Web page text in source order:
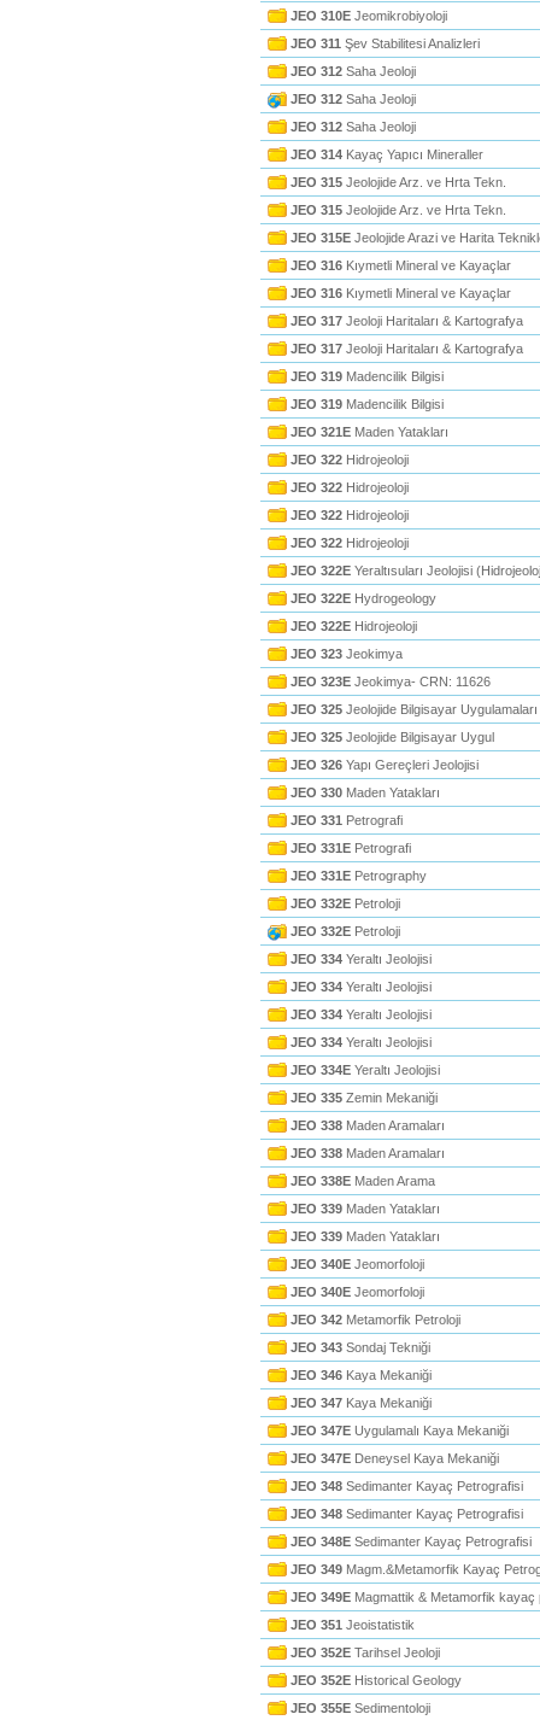
JEO 310E Jeomikrobiyoloji
JEO 311 Şev Stabilitesi Analizleri
JEO 312 Saha Jeoloji
JEO 312 Saha Jeoloji
JEO 312 Saha Jeoloji
JEO 314 Kayaç Yapıcı Mineraller
JEO 315 Jeolojide Arz. ve Hrta Tekn.
JEO 315 Jeolojide Arz. ve Hrta Tekn.
JEO 315E Jeolojide Arazi ve Harita
JEO 316 Kıymetli Mineral ve Kayaçlar
JEO 316 Kıymetli Mineral ve Kayaçlar
JEO 317 Jeoloji Haritaları & Kartografya
JEO 317 Jeoloji Haritaları & Kartografya
JEO 319 Madencilik Bilgisi
JEO 319 Madencilik Bilgisi
JEO 321E Maden Yatakları
JEO 322 Hidrojeoloji
JEO 322 Hidrojeoloji
JEO 322 Hidrojeoloji
JEO 322 Hidrojeoloji
JEO 322E Yeraltısuları Jeolojisi
JEO 322E Hydrogeology
JEO 322E Hidrojeoloji
JEO 323 Jeokimya
JEO 323E Jeokimya- CRN: 11626
JEO 325 Jeolojide Bilgisayar Uygulamaları
JEO 325 Jeolojide Bilgisayar Uygul
JEO 326 Yapı Gereçleri Jeolojisi
JEO 330 Maden Yatakları
JEO 331 Petrografi
JEO 331E Petrografi
JEO 331E Petrography
JEO 332E Petroloji
JEO 332E Petroloji
JEO 334 Yeraltı Jeolojisi
JEO 334 Yeraltı Jeolojisi
JEO 334 Yeraltı Jeolojisi
JEO 334 Yeraltı Jeolojisi
JEO 334E Yeraltı Jeolojisi
JEO 335 Zemin Mekaniği
JEO 338 Maden Aramaları
JEO 338 Maden Aramaları
JEO 338E Maden Arama
JEO 339 Maden Yatakları
JEO 339 Maden Yatakları
JEO 340E Jeomorfoloji
JEO 340E Jeomorfoloji
JEO 342 Metamorfik Petroloji
JEO 343 Sondaj Tekniği
JEO 346 Kaya Mekaniği
JEO 347 Kaya Mekaniği
JEO 347E Uygulamalı Kaya Mekaniği
JEO 347E Deneysel Kaya Mekaniği
JEO 348 Sedimanter Kayaç Petrografisi
JEO 348 Sedimanter Kayaç Petrografisi
JEO 348E Sedimanter Kayaç Petrografisi
JEO 349 Magm.&Metamorfik Kayaç
JEO 349E Magmattik & Metamorfik kayaç
JEO 351 Jeoistatistik
JEO 352E Tarihsel Jeoloji
JEO 352E Historical Geology
JEO 355E Sedimentoloji